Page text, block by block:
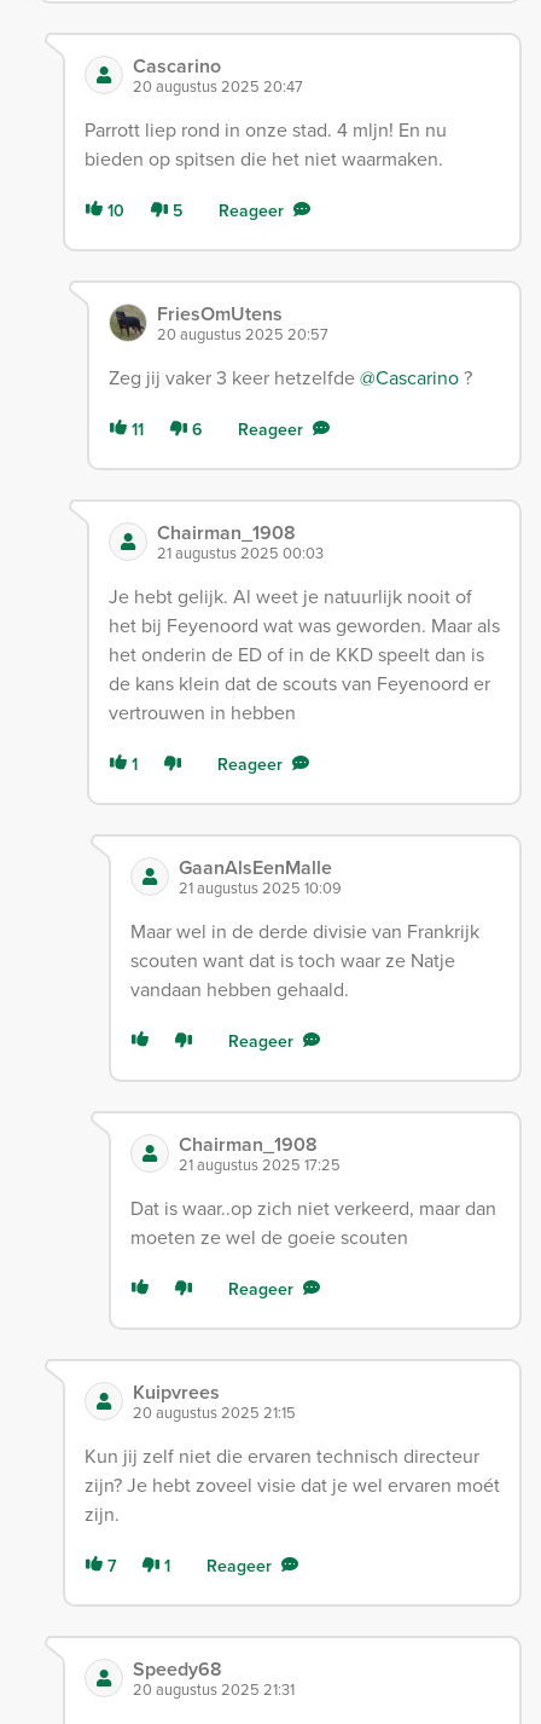
Cascarino
20 augustus 2025 20:47
Parrott liep rond in onze stad. 4 mljn! En nu
bieden op spitsen die het niet waarmaken.
10 5 Reageer
FriesOmUtens
20 augustus 2025 20:57
Zeg jij vaker 3 keer hetzelfde@Cascarino?
11 6 Reageer
Chairman_1908
21 augustus 2025 00:03
Je hebt gelijk. Al weet je natuurlijk nooit of
het bij Feyenoord wat was geworden. Maar als
het onderin de ED of in de KKD speelt dan is
de kans klein dat de scouts van Feyenoord er
vertrouwen in hebben
1 Reageer
GaanAlsEenMalle
21 augustus 2025 10:09
Maar wel in de derde divisie van Frankrijk
scouten want dat is toch waar ze Natje
vandaan hebben gehaald.
Reageer
Chairman_1908
21 augustus 2025 17:25
Dat is waar..op zich niet verkeerd, maar dan
moeten ze wel de goeie scouten
Reageer
Kuipvrees
20 augustus 2025 21:15
Kun jij zelf niet die ervaren technisch directeur
zijn? Je hebt zoveel visie dat je wel ervaren moét
zijn.
7 1 Reageer
Speedy68
20 augustus 2025 21:31